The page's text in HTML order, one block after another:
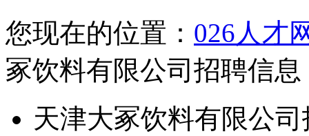
您现在的位置： 026人才
冢饮料有限公司招聘信息
天津大冢饮料有限公